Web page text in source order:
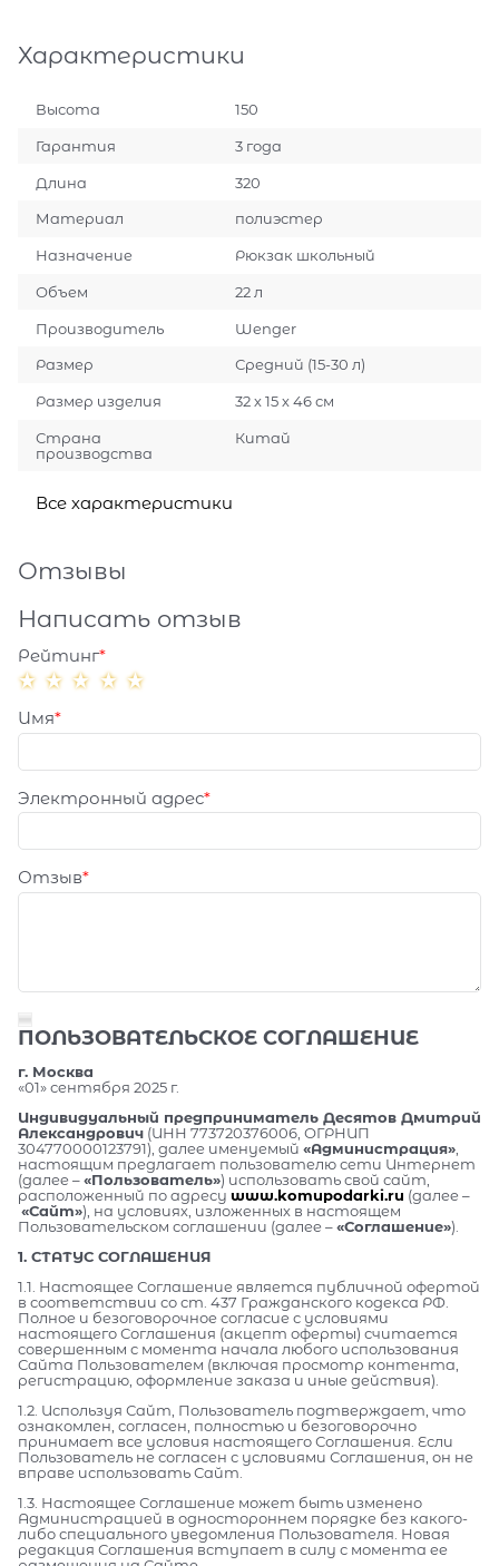
Характеристики
Высота 150
Гарантия 3 года
Длина 320
Материал полиэстер
Назначение Рюкзак школьный
Объем 22 л
Производитель Wenger
Размер Средний (15-30 л)
Размер изделия 32 х 15 х 46 см
Страна
производства
Китай
Все характеристики
Отзывы
Написать отзыв
Рейтинг
Имя
Электронный адрес
Отзыв
ПОЛЬЗОВАТЕЛЬСКОЕ СОГЛАШЕНИЕ
г. Москва
«01» сентября 2025 г.
Индивидуальный предприниматель Десятов Дмитрий
Александрович (ИНН 773720376006, ОГРНИП
304770000123791), далее именуемый «Администрация»
настоящим предлагает пользователю сети Интернет
(далее –«Пользователь») использовать свой сайт,
расположенный по адресу www.komupodarki.ru (далее –
«Сайт»), на условиях, изложенных в настоящем
Пользовательском соглашении (далее –«Соглашение»).
1. СТАТУС СОГЛАШЕНИЯ
1.1. Настоящее Соглашение является публичной офертой
в соответствии со ст. 437 Гражданского кодекса РФ.
Полное и безоговорочное согласие с условиями
настоящего Соглашения (акцепт оферты) считается
совершенным с момента начала любого использования
Сайта Пользователем (включая просмотр контента,
регистрацию, оформление заказа и иные действия).
1.2. Используя Сайт, Пользователь подтверждает, что
ознакомлен, согласен, полностью и безоговорочно
принимает все условия настоящего Соглашения. Если
Пользователь не согласен с условиями Соглашения, он не
вправе использовать Сайт.
1.3. Настоящее Соглашение может быть изменено
Администрацией в одностороннем порядке без какого-
либо специального уведомления Пользователя. Новая
редакция Соглашения вступает в силу с момента ее